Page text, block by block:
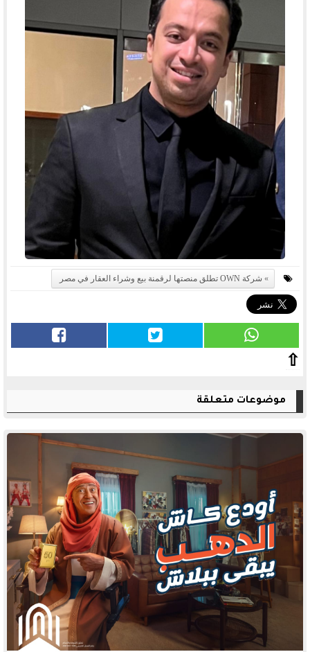
شركة OWN تطلق منصتها لرقمنة بيع وشراء العقار في مصر
⇧
موضوعات متعلقة